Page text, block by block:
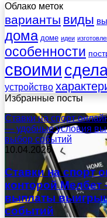
Облако меток
варианты виды
дома доме идеи
особенности
своими
устройство
Избранные посты
Ставки на спорт
— удобные условия
выбор событий
10.04.2026
Ставки на спорт
конторой
выплаты
событий